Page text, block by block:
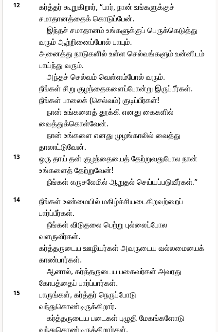
12
கர்த்தர் கூறுகிறார், “பார், நான் உங்களுக்குச்
சமாதானத்தைக் கொடுப்பேன்.
இந்தச் சமாதானம் உங்களுக்குப் பெருக்கெடுத்து
வரும் ஆற்றினைப்போல் பாயும்.
அனைத்து நாடுகளில் உள்ள செல்வங்களும் உன்னிடம்
பாய்ந்து வரும்.
அந்தச் செல்வம் வெள்ளம்போல் வரும்.
நீங்கள் சிறு குழந்தைகளைப்போன்று இருப்பீர்கள்.
நீங்கள் பாலைக் (செல்வம்) குடிப்பீர்கள்!
நான் உங்களைத் தூக்கி எனது கைகளில்
வைத்துக்கொள்வேன்.
நான் உங்களை எனது முழங்காலில் வைத்து
தாலாட்டுவேன்.
13
ஒரு தாய் தன் குழந்தையைத் தேற்றுவதுபோல நான்
உங்களைத் தேற்றுவேன்!
நீங்கள் எருசலேமில் ஆறுதல் செய்யப்படுவீர்கள்.”
14
நீங்கள் உண்மையில் மகிழ்ச்சியடைகிறவற்றைப்
பார்ப்பீர்கள்.
நீங்கள் விடுதலை பெற்று புல்லைப்போல
வளருவீர்கள்.
கர்த்தருடைய ஊழியர்கள் அவருடைய வல்லமையைக்
காண்பார்கள்.
ஆனால், கர்த்தருடைய பகைவர்கள் அவரது
கோபத்தைப் பார்ப்பார்கள்.
15
பாருங்கள், கர்த்தர் நெருப்போடு
வந்துகொண்டிருக்கிறார்.
கர்த்தருடைய படைகள் புழுதி மேகங்களோடு
வந்துகொண்டிருக்கிறார்கள்.